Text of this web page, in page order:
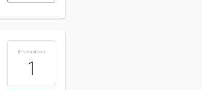
Ketersediaan
1